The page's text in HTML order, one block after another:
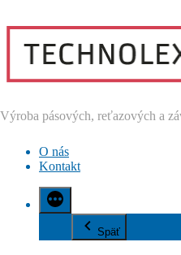
Prejsť
obsah
Výroba pásových, reťazových a
O nás
Kontakt
Späť